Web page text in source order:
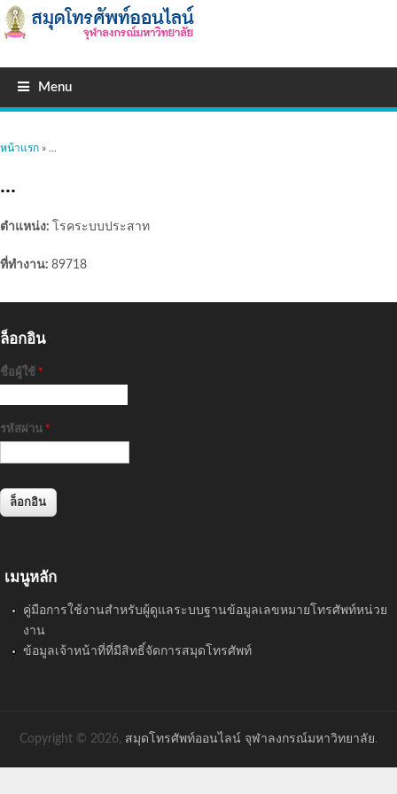
Menu
คุณอยู่ที่นี่
หน้าแรก » ...
...
ตำแหน่ง: โรคระบบประสาท
ที่ทำงาน: 89718
ล็อกอิน
ชื่อผู้ใช้ *
รหัสผ่าน *
เมนูหลัก
คู่มือการใช้งานสำหรับผู้ดูแลระบบฐานข้อมูลเลขหมายโทรศัพท์หน่วย
งาน
ข้อมูลเจ้าหน้าที่ที่มีสิทธิ์จัดการสมุดโทรศัพท์
Copyright © 2026, สมุดโทรศัพท์ออนไลน์ จุฬาลงกรณ์มหาวิทยาลัย.